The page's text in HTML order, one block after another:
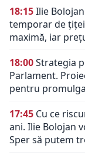
18:15Ilie
temporar de
maximă, iar
18:00Strategia
Parlament.
pentru
17:45 Cu ce
ani. Ilie Bolojan
Sper să putem